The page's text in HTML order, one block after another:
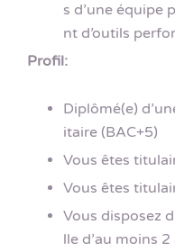
s d’une équipe
nt d’outils
Profil:
Diplômé(e)
itaire (BAC+5)
Vous êtes
Vous êtes
Vous disposez
lle d’au moins